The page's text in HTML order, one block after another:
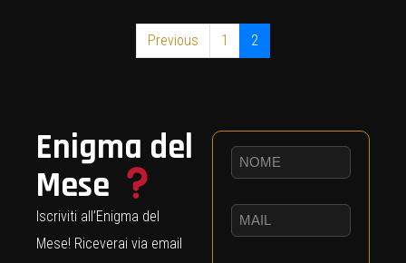
Previous 1 2
Enigma del
Mese
Iscriviti all’Enigma del
Mese! Riceverai via email